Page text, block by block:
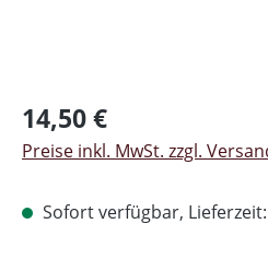
Regulärer Preis:
14,50 €
Preise inkl. MwSt. zzgl.
Sofort verfügbar,